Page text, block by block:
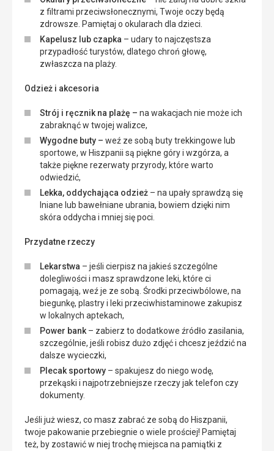
z filtrami przeciwsłonecznymi, Twoje oczy będą
zdrowsze. Pamiętaj o okularach dla dzieci.
Kapelusz lub czapka – udary to najczęstsza
przypadłość turystów, dlatego chroń głowę,
zwłaszcza na plaży.
Odzież i akcesoria
Strój i ręcznik na plażę – na wakacjach nie może ich
zabraknąć w twojej walizce,
Wygodne buty – weź ze sobą buty trekkingowe lub
sportowe, w Hiszpanii są piękne góry i wzgórza, a
także piękne rezerwaty przyrody, które warto
odwiedzić,
Lekka, oddychająca odzież – na upały sprawdzą się
lniane lub bawełniane ubrania, bowiem dzięki nim
skóra oddycha i mniej się poci.
Przydatne rzeczy
Lekarstwa – jeśli cierpisz na jakieś szczególne
dolegliwości i masz sprawdzone leki, które ci
pomagają, weź je ze sobą. Środki przeciwbólowe, na
biegunkę, plastry i leki przeciwhistaminowe zakupisz
w lokalnych aptekach,
Power bank– zabierz to dodatkowe źródło zasilania,
szczególnie, jeśli robisz dużo zdjęć i chcesz jeździć na
dalsze wycieczki,
Plecak sportowy – spakujesz do niego wodę,
przekąski i najpotrzebniejsze rzeczy jak telefon czy
dokumenty.
Jeśli już wiesz, co masz zabrać ze sobą do Hiszpanii,
twoje pakowanie przebiegnie o wiele prościej! Pamiętaj
też, by zostawić w niej trochę miejsca na pamiątki z